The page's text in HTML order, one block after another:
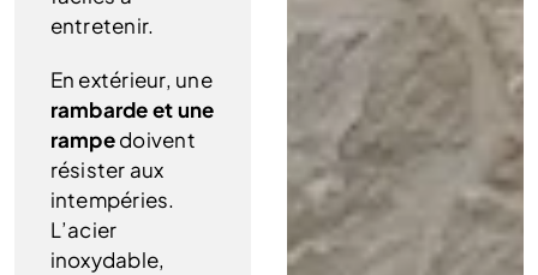
entretenir.
En extérieur, une
rambarde et une
rampedoivent
résister aux
intempéries.
L’acier
inoxydable,